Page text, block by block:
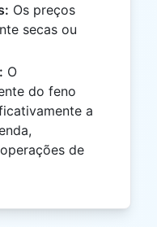
Os preços
secas ou
O
do feno
a
de